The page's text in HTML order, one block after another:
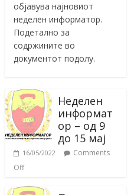
објавува најновиот
неделен информатор.
Подетално за
содржините во
документот подолу.
Неделен
информат
ор – од 9
до 15 мај
16/05/2022
Comments
Off